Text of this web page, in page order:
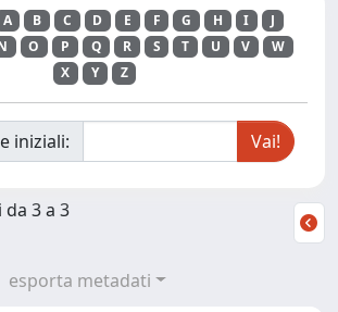
A B C D E F G H I
J
O P Q R S T U V
W
X
Y Z
iniziali:
3 a 3
esporta metadati